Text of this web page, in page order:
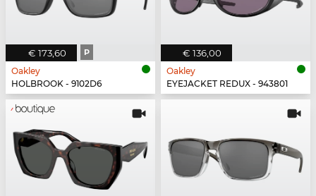
€ 173,60 P
Oakley
HOLBROOK - 9102D6
€ 136,00
Oakley
EYEJACKET REDUX - 943801